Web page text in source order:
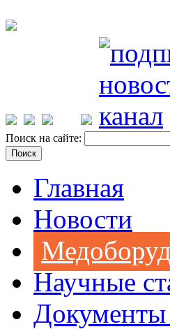
Поиск на сайте:
Главная
Новости
Научные